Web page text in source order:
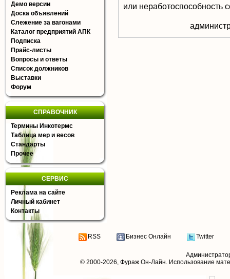
Демо версии
Доска объявлений
Слежение за вагонами
Каталог предприятий АПК
Подписка
Прайс-листы
Вопросы и ответы
Список должников
Выставки
Форум
СПРАВОЧНИК
Термины Инкотермс
Таблица мер и весов
Стандарты
Прочее
СЕРВИС
Реклама на сайте
Личный кабинет
Контакты
или неработоспособность
RSS Бизнес Онлайн Twitter
© 2000-2026, Фураж Он-Лайн. Использование